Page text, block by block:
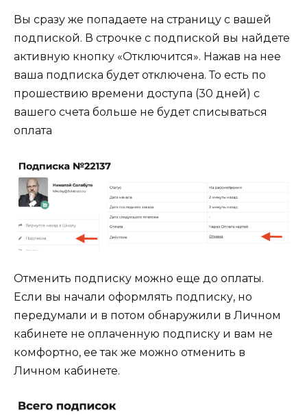
Вы сразу же попадаете на страницу с вашей
подпиской. В строчке с подпиской вы найдете
активную кнопку «Отключится». Нажав на нее
ваша подписка будет отключена. То есть по
прошествию времени доступа (30 дней) с
вашего счета больше не будет списываться
оплата
Отменить подписку можно еще до оплаты.
Если вы начали оформлять подписку, но
передумали и в потом обнаружили в Личном
кабинете не оплаченную подписку и вам не
комфортно, ее так же можно отменить в
Личном кабинете.